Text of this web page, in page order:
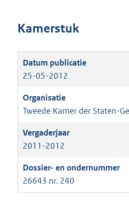
Kamerstuk
25-05-2012
Tweede Kamer der Staten-
2011-2012
26643 nr. 240